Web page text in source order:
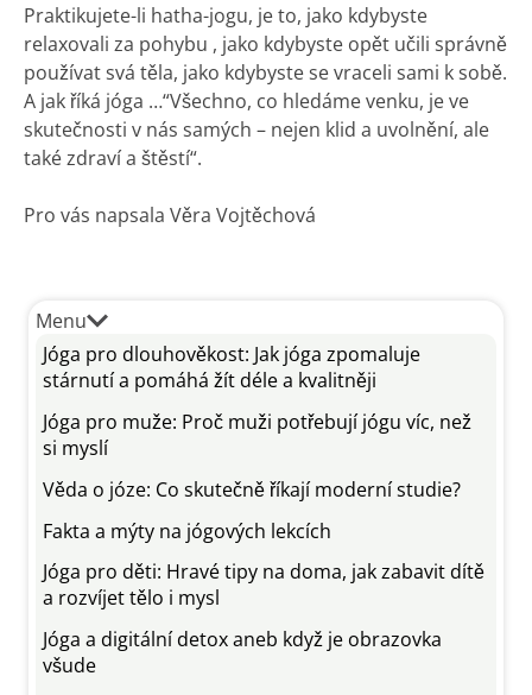
Praktikujete-li hatha-jogu, je to, jako kdybyste
relaxovali za pohybu , jako kdybyste opět učili správně
používat svá těla, jako kdybyste se vraceli sami k sobě.
A jak říká jóga …“Všechno, co hledáme venku, je ve
skutečnosti v nás samých – nejen klid a uvolnění, ale
také zdraví a štěstí“.
Pro vás napsala Věra Vojtěchová
Menu
Jóga pro dlouhověkost: Jak jóga zpomaluje
stárnutí a pomáhá žít déle a kvalitněji
Jóga pro muže: Proč muži potřebují jógu víc, než
si myslí
Věda o józe: Co skutečně říkají moderní studie?
Fakta a mýty na jógových lekcích
Jóga pro děti: Hravé tipy na doma, jak zabavit dítě
a rozvíjet tělo i mysl
Jóga a digitální detox aneb když je obrazovka
všude